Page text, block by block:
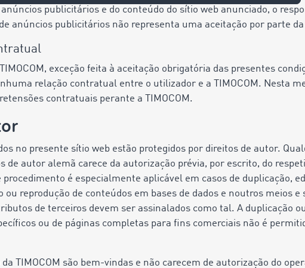
publicitários e do conteúdo do sítio web anunciado, o
anúncios publicitários não representa uma aceitação por parte da
exceção feita à aceitação obrigatória das presentes
relação contratual entre o utilizador e a TIMOCOM. Nesta
contratuais perante a TIMOCOM.
no presente sítio web estão protegidos por direitos de autor.
de autor alemã carece da autorização prévia, por escrito, do
é especialmente aplicável em casos de duplicação,
reprodução de conteúdos em bases de dados e noutros meios e
de terceiros devem ser assinalados como tal. A duplicação
ou de páginas completas para fins comerciais não é
TIMOCOM são bem-vindas e não carecem de autorização do